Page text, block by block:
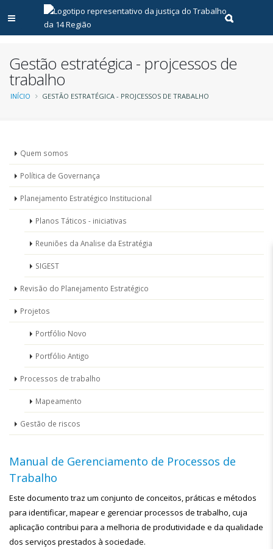
Abrir menu principal
Realizar
Gestão estratégica - projcessos de
trabalho
Trilha
navegação
INÍCIO GESTÃO ESTRATÉGICA - PROJCESSOS DE TRABALHO
Unidades
Gestão
estratégica
Quem somos
Política de Governança
Planejamento Estratégico Institucional
Planos Táticos - iniciativas
Reuniões da Analise da Estratégia
SIGEST
Revisão do Planejamento Estratégico
Projetos
Portfólio Novo
Portfólio Antigo
Processos de trabalho
Mapeamento
Gestão de riscos
Manual de Gerenciamento de Processos de
Trabalho
Este documento traz um conjunto de conceitos, práticas e métodos
para identificar, mapear e gerenciar processos de trabalho, cuja
aplicação contribui para a melhoria de produtividade e da qualidade
dos serviços prestados à sociedade.